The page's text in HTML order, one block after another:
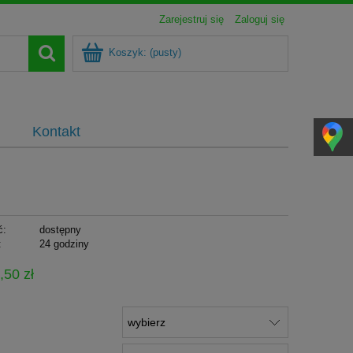
Zarejestruj się Zaloguj się
Koszyk: (pusty)
Kontakt
dostępny
24 godziny
zł